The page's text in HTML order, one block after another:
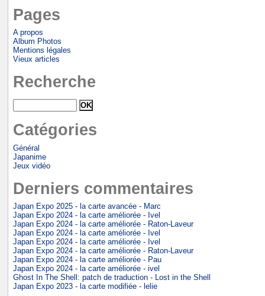
Pages
A propos
Album Photos
Mentions légales
Vieux articles
Recherche
Catégories
Général
Japanime
Jeux vidéo
Derniers commentaires
Japan Expo 2025 - la carte avancée - Marc
Japan Expo 2024 - la carte améliorée - Ivel
Japan Expo 2024 - la carte améliorée - Raton-Laveur
Japan Expo 2024 - la carte améliorée - Ivel
Japan Expo 2024 - la carte améliorée - Ivel
Japan Expo 2024 - la carte améliorée - Raton-Laveur
Japan Expo 2024 - la carte améliorée - Pau
Japan Expo 2024 - la carte améliorée - ivel
Ghost In The Shell: patch de traduction - Lost in the Shell
Japan Expo 2023 - la carte modifiée - lelie